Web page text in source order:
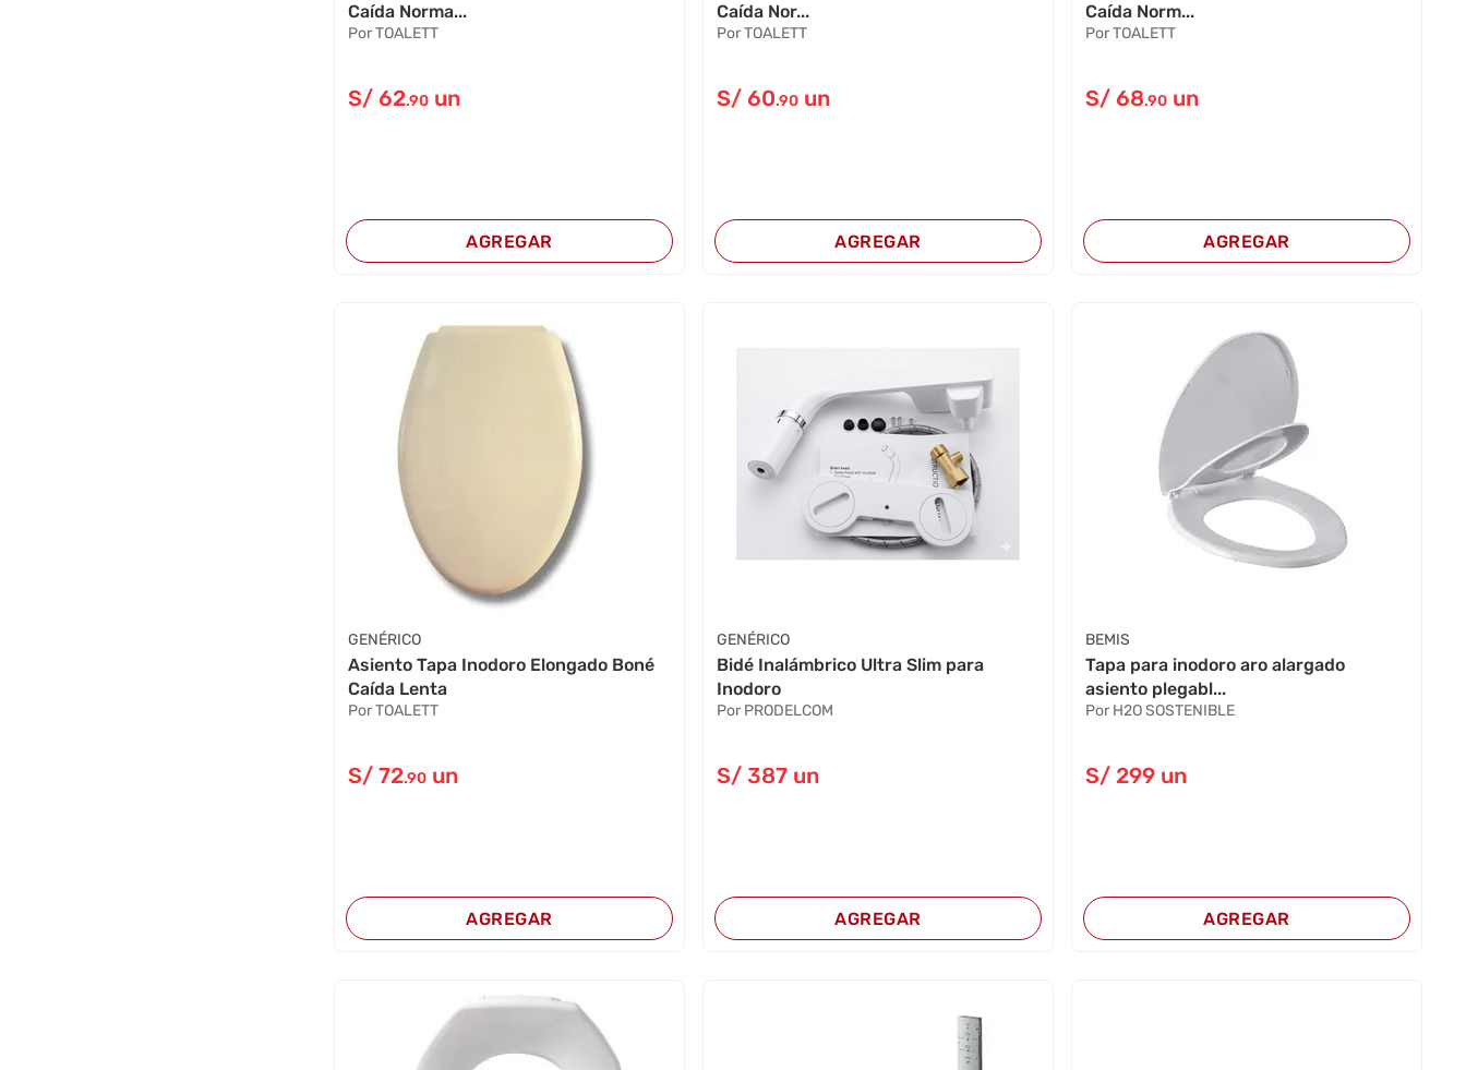
Caída Norma...
Por TOALETT
S/62.90 un
AGREGAR
Caída Nor...
Por TOALETT
S/60.90 un
AGREGAR
Caída Norm...
Por TOALETT
S/ 68.90 un
AGREGAR
GENÉRICO
Asiento Tapa Inodoro Elongado Boné
Caída Lenta
Por TOALETT
S/72.90 un
AGREGAR
GENÉRICO
Bidé Inalámbrico Ultra Slim para
Inodoro
Por PRODELCOM
S/387 un
AGREGAR
BEMIS
Tapa para inodoro aro alargado
asiento plegabl...
Por H2O SOSTENIBLE
S/ 299 un
AGREGAR